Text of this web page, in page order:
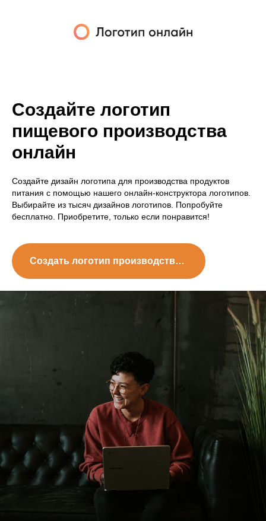
Создайте логотип
пищевого производства
онлайн
Создайте дизайн логотипа для производства продуктов
питания с помощью нашего онлайн-конструктора логотипов.
Выбирайте из тысяч дизайнов логотипов. Попробуйте
бесплатно. Приобретите, только если понравится!
Создать логотип производства продуктов питания